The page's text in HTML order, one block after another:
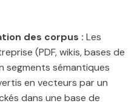
des corpus : Les
(PDF, wikis, bases de
segments sémantiques
en vecteurs par un
dans une base de